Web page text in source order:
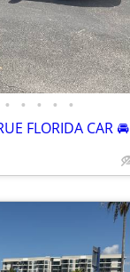
• • • • •
FLORIDA CAR 🚘